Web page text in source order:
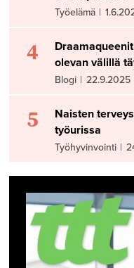
Työelämä |
4
olevan välillä
Blogi | 22.9.2025
5
Naisten
työurissa
Työhyvinvointi |